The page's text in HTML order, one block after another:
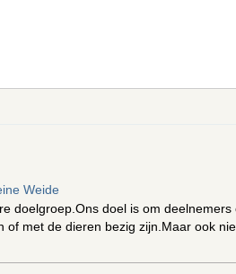
Weide
doelgroep.Ons doel is om
met de dieren bezig zijn.Maar ook